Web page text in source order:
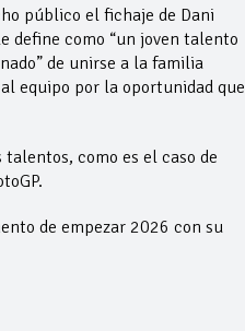
público el fichaje de Dani
define como “un joven talento
de unirse a la familia
equipo por la oportunidad que
como es el caso de
de empezar 2026 con su